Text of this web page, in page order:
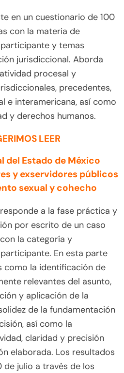
en un cuestionario de 100
con la materia de
y temas
jurisdiccional. Aborda
procesal y
precedentes,
e interamericana, así como
y derechos humanos.
LEER
del Estado de México
y exservidores públicos
sexual y cohecho
a la fase práctica y
por escrito de un caso
la categoría y
En esta parte
como la identificación de
relevantes del asunto,
y aplicación de la
de la fundamentación
así como la
claridad y precisión
elaborada. Los resultados
de julio a través de los